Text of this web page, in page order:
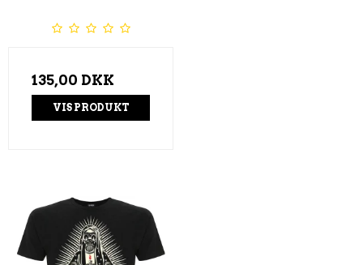
135,00 DKK
VIS PRODUKT